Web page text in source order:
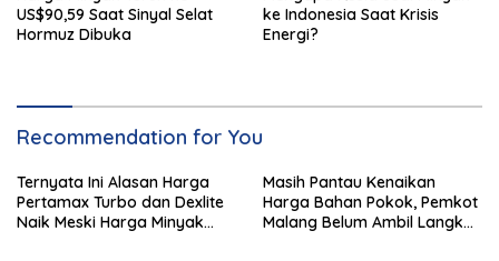
US$90,59 Saat Sinyal Selat
Hormuz Dibuka
ke Indonesia Saat Krisis
Energi?
Recommendation for You
Ternyata Ini Alasan Harga
Pertamax Turbo dan Dexlite
Naik Meski Harga Minyak
Masih Pantau Kenaikan
Harga Bahan Pokok, Pemkot
Malang Belum Ambil Langkah